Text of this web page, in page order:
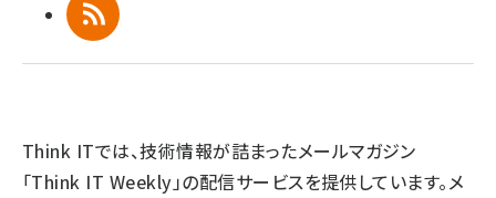
RSS
Think ITでは、技術情報が詰まったメールマガジン
「Think IT Weekly」の配信サービスを提供しています。メ